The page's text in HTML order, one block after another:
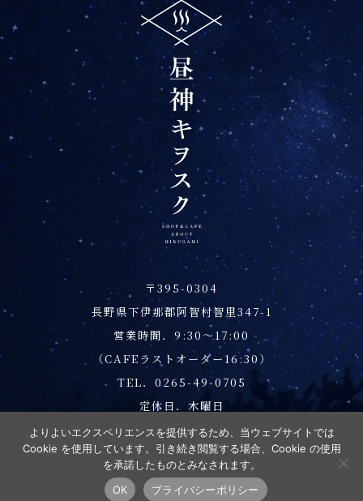
〒395-0304
長野県下伊那郡阿智村智里347-1
営業時間．9:30～17:00
（CAFEラストオーダー16:30）
TEL．0265-49-0705
定休日．木曜日
プライバシーポリシー
Copyright © 2026 昼神キヲスク All Rights Reserved.
よりよいエクスペリエンスを提供するため、当ウェブサイトでは
Cookie を使用しています。引き続き閲覧する場合、Cookie の使用
を承諾したものとみなされます。
OK
プライバシーポリシー